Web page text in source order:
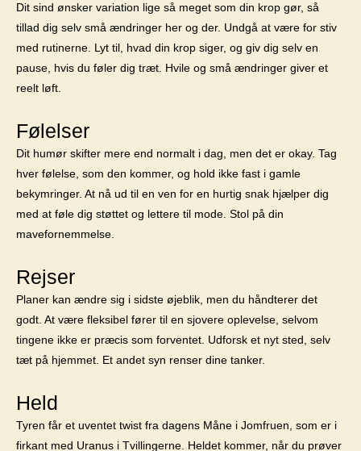
Dit sind ønsker variation lige så meget som din krop gør, så
tillad dig selv små ændringer her og der. Undgå at være for stiv
med rutinerne. Lyt til, hvad din krop siger, og giv dig selv en
pause, hvis du føler dig træt. Hvile og små ændringer giver et
reelt løft.
Følelser
Dit humør skifter mere end normalt i dag, men det er okay. Tag
hver følelse, som den kommer, og hold ikke fast i gamle
bekymringer. At nå ud til en ven for en hurtig snak hjælper dig
med at føle dig støttet og lettere til mode. Stol på din
mavefornemmelse.
Rejser
Planer kan ændre sig i sidste øjeblik, men du håndterer det
godt. At være fleksibel fører til en sjovere oplevelse, selvom
tingene ikke er præcis som forventet. Udforsk et nyt sted, selv
tæt på hjemmet. Et andet syn renser dine tanker.
Held
Tyren får et uventet twist fra dagens Måne i Jomfruen, som er i
firkant med Uranus i Tvillingerne. Heldet kommer, når du prøver